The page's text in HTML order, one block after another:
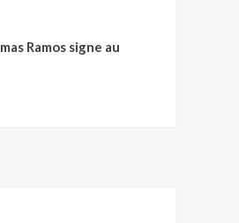
Ramos signe au